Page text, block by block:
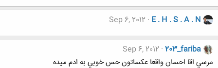
E . H . S . A . N
Sep 6, 2012
203_fariba
Sep 6, 2012
مرسي اقا احسان واقعا عكساتون حس خوبي به ادم ميده